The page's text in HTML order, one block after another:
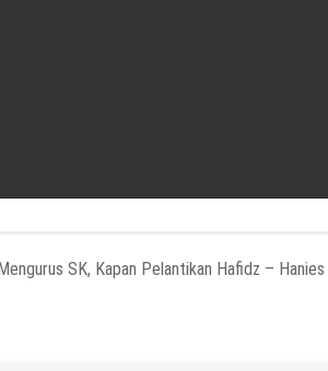
SK, Kapan Pelantikan Hafidz – Hanies